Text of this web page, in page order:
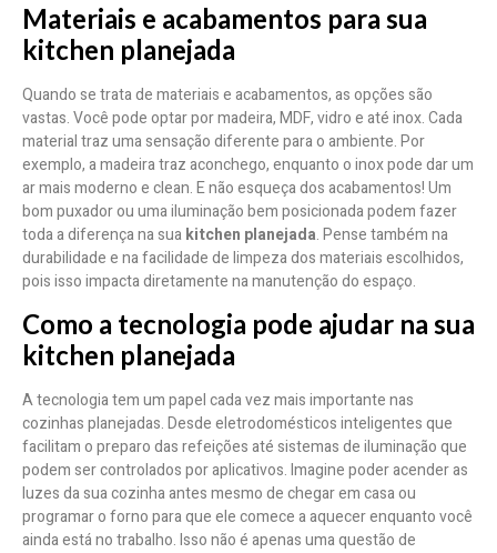
Materiais e acabamentos para sua
kitchen planejada
Quando se trata de materiais e acabamentos, as opções são
vastas. Você pode optar por madeira, MDF, vidro e até inox. Cada
material traz uma sensação diferente para o ambiente. Por
exemplo, a madeira traz aconchego, enquanto o inox pode dar um
ar mais moderno e clean. E não esqueça dos acabamentos! Um
bom puxador ou uma iluminação bem posicionada podem fazer
toda a diferença na suakitchen planejada. Pense também na
durabilidade e na facilidade de limpeza dos materiais escolhidos,
pois isso impacta diretamente na manutenção do espaço.
Como a tecnologia pode ajudar na sua
kitchen planejada
A tecnologia tem um papel cada vez mais importante nas
cozinhas planejadas. Desde eletrodomésticos inteligentes que
facilitam o preparo das refeições até sistemas de iluminação que
podem ser controlados por aplicativos. Imagine poder acender as
luzes da sua cozinha antes mesmo de chegar em casa ou
programar o forno para que ele comece a aquecer enquanto você
ainda está no trabalho. Isso não é apenas uma questão de